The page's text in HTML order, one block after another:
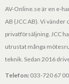
AV-Online.se är en e-
AB (JCC AB). Vi
privatförsäljning. JCC
utrustat många
teknik. Sedan 2016
Telefon: 033-720 67 00